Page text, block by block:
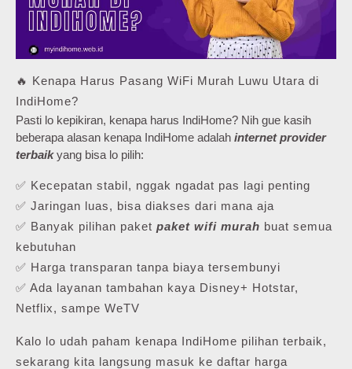
🔥 Kenapa Harus Pasang WiFi Murah Luwu Utara di
IndiHome?
Pasti lo kepikiran, kenapa harus IndiHome? Nih gue kasih
beberapa alasan kenapa IndiHome adalah internet provider
terbaikyang bisa lo pilih:
✅ Kecepatan stabil, nggak ngadat pas lagi penting
✅ Jaringan luas, bisa diakses dari mana aja
✅ Banyak pilihan paket paket wifi murah buat semua
kebutuhan
✅ Harga transparan tanpa biaya tersembunyi
✅ Ada layanan tambahan kaya Disney+ Hotstar,
Netflix, sampe WeTV
Kalo lo udah paham kenapa IndiHome pilihan terbaik,
sekarang kita langsung masuk ke daftar harga